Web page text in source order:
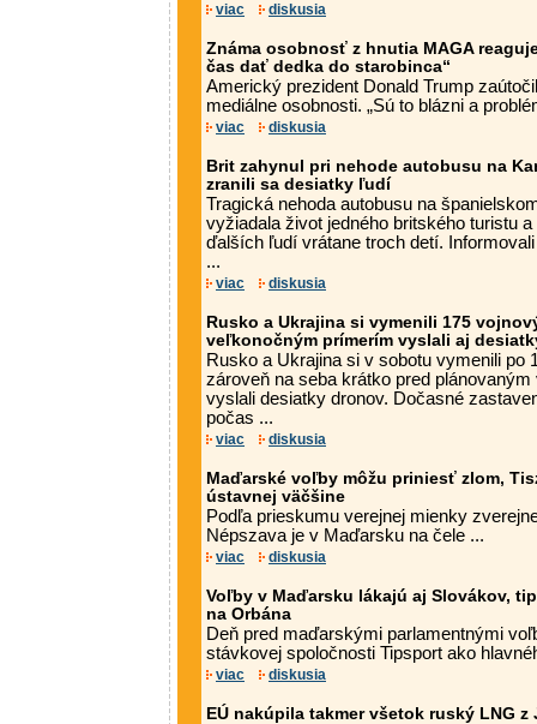
viac diskusia
Známa osobnosť z hnutia MAGA
čas dať dedka do starobinca“
Americký prezident Donald Trump
mediálne osobnosti. „Sú to blázni a
viac diskusia
Brit zahynul pri nehode autobusu na
zranili sa desiatky ľudí
Tragická nehoda autobusu na
vyžiadala život jedného britského turistu
ďalších ľudí vrátane troch detí.
...
viac diskusia
Rusko a Ukrajina si vymenili 175
veľkonočným prímerím vyslali aj
Rusko a Ukrajina si v sobotu vymenili po
zároveň na seba krátko pred
vyslali desiatky dronov. Dočasné
počas ...
viac diskusia
Maďarské voľby môžu priniesť zlom,
ústavnej väčšine
Podľa prieskumu verejnej mienky
Népszava je v Maďarsku na čele ...
viac diskusia
Voľby v Maďarsku lákajú aj Slovákov,
na Orbána
Deň pred maďarskými parlamentnými
stávkovej spoločnosti Tipsport ako
viac diskusia
EÚ nakúpila takmer všetok ruský LNG z